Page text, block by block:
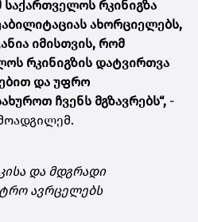
რკინიგზა
ახორციელებს,
იმისთვის, რომ
რკინიგზის დატვირთვა
და უფრო
ჩვენს მგზავრებს“, -
და მდგრადი
ავრცელებს